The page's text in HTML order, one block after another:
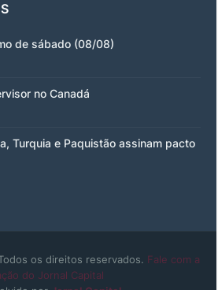
de sábado (08/08)
no Canadá
Turquia e Paquistão assinam pacto
os direitos reservados. Fale com a
do Jornal Capital